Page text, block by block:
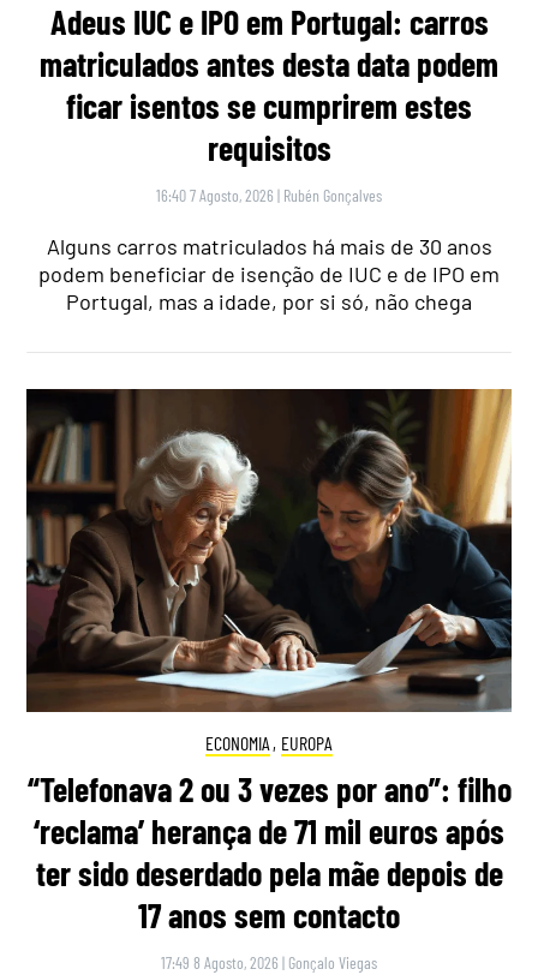
Adeus IUC e IPO em Portugal: carros
matriculados antes desta data podem
ficar isentos se cumprirem estes
requisitos
16:40 7 Agosto, 2026 | Rubén Gonçalves
Alguns carros matriculados há mais de 30 anos
podem beneficiar de isenção de IUC e de IPO em
Portugal, mas a idade, por si só, não chega
ECONOMIA , EUROPA
“Telefonava 2 ou 3 vezes por ano”: filho
‘reclama’ herança de 71 mil euros após
ter sido deserdado pela mãe depois de
17 anos sem contacto
17:49 8 Agosto, 2026 | Gonçalo Viegas